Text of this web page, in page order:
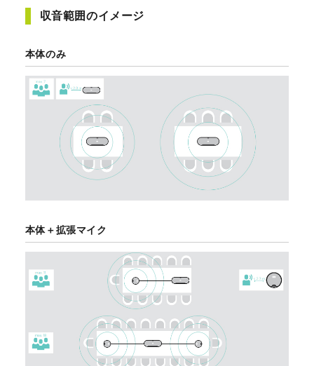
収音範囲のイメージ
本体のみ
本体＋拡張マイク